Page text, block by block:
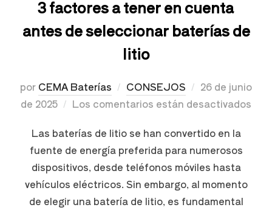
3 factores a tener en cuenta
antes de seleccionar baterías de
litio
por CEMA Baterías CONSEJOS
26 de junio
de 2025
Los comentarios están desactivados
Las baterías de litio se han convertido en la
fuente de energía preferida para numerosos
dispositivos, desde teléfonos móviles hasta
vehículos eléctricos. Sin embargo, al momento
de elegir una batería de litio, es fundamental